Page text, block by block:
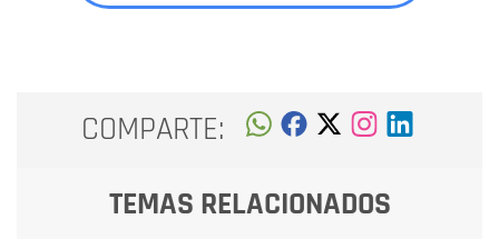
COMPARTE:
TEMAS RELACIONADOS